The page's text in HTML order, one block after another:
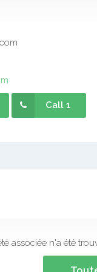
Call 1
associée n'a été